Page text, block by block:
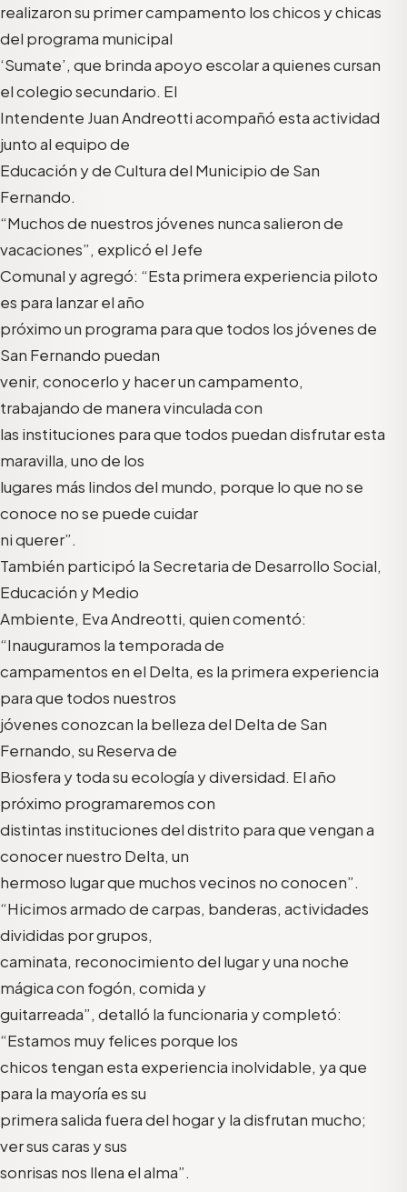
realizaron su primer campamento los chicos y chicas
del programa municipal
‘Sumate’, que brinda apoyo escolar a quienes cursan
el colegio secundario. El
Intendente Juan Andreotti acompañó esta actividad
junto al equipo de
Educación y de Cultura del Municipio de San
Fernando.
“Muchos de nuestros jóvenes nunca salieron de
vacaciones”, explicó el Jefe
Comunal y agregó: “Esta primera experiencia piloto
es para lanzar el año
próximo un programa para que todos los jóvenes de
San Fernando puedan
venir, conocerlo y hacer un campamento,
trabajando de manera vinculada con
las instituciones para que todos puedan disfrutar esta
maravilla, uno de los
lugares más lindos del mundo, porque lo que no se
conoce no se puede cuidar
ni querer”.
También participó la Secretaria de Desarrollo Social,
Educación y Medio
Ambiente, Eva Andreotti, quien comentó:
“Inauguramos la temporada de
campamentos en el Delta, es la primera experiencia
para que todos nuestros
jóvenes conozcan la belleza del Delta de San
Fernando, su Reserva de
Biosfera y toda su ecología y diversidad. El año
próximo programaremos con
distintas instituciones del distrito para que vengan a
conocer nuestro Delta, un
hermoso lugar que muchos vecinos no conocen”.
“Hicimos armado de carpas, banderas, actividades
divididas por grupos,
caminata, reconocimiento del lugar y una noche
mágica con fogón, comida y
guitarreada”, detalló la funcionaria y completó:
“Estamos muy felices porque los
chicos tengan esta experiencia inolvidable, ya que
para la mayoría es su
primera salida fuera del hogar y la disfrutan mucho;
ver sus caras y sus
sonrisas nos llena el alma”.